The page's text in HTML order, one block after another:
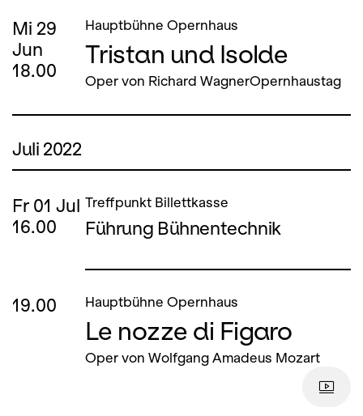
Mi 29
Jun
18.00
Hauptbühne Opernhaus
Tristan und Isolde
Oper von Richard WagnerOpernhaustag
Juli 2022
Fr 01 Jul
16.00
Treffpunkt Billettkasse
Führung Bühnentechnik
19.00 Hauptbühne Opernhaus
Le nozze di Figaro
Oper von Wolfgang Amadeus Mozart